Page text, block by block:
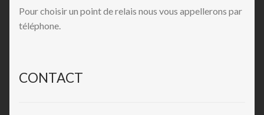
Pour choisir un point de relais nous vous appellerons par
téléphone.
CONTACT